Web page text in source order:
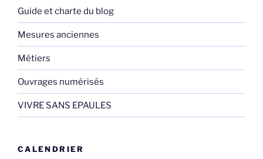
Guide et charte du blog
Mesures anciennes
Métiers
Ouvrages numérisés
VIVRE SANS EPAULES
CALENDRIER